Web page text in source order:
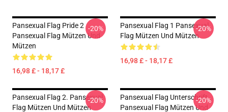
Pansexual Flag Pride 2
Pansexual Flag Mützen Und
Mützen
16,98 £ - 18,17 £
-20%
Pansexual Flag 1 Pansexual
Flag Mützen Und Mützen
16,98 £ - 18,17 £
-20%
Pansexual Flag 2. Pansexual
Flag Mützen Und Mützen
-20%
Pansexual Flag Unterschrift
Pansexual Flag Mützen Und
-20%